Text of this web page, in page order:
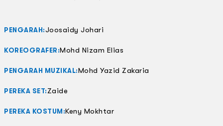
PENGARAH:Joosaidy Johari
KOREOGRAFER:Mohd Nizam Elias
PENGARAH MUZIKAL:Mohd Yazid Zakaria
PEREKA SET:Zaide
PEREKA KOSTUM:Keny Mokhtar